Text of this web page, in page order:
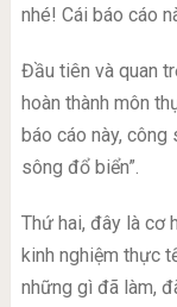
nhé! Cái báo cáo
Đầu tiên và quan
hoàn thành môn
báo cáo này,
sông đổ biển”.
Thứ hai, đây là cơ
kinh nghiệm thực
những gì đã làm,